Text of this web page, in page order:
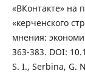
«ВКонтакте» на
«керченского
мнения:
363-383. DOI:
S. I., Serbina, G.